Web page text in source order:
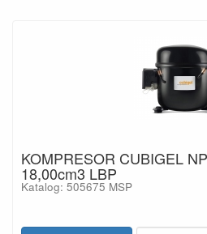
KOMPRESOR CUBIGEL
18,00cm3 LBP
Katalog: 505675 MSP